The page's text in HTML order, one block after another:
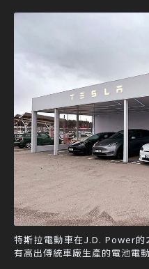
特斯拉電動車在J.D. Power的
有高出傳統車廠生產的電池電